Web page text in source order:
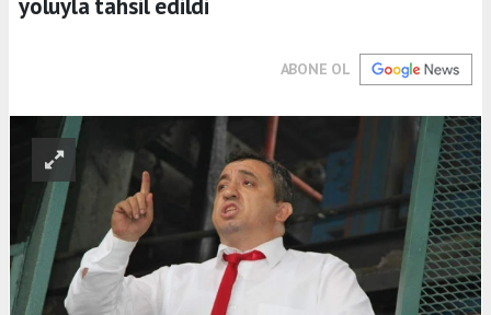
yoluyla tahsil edildi
ABONE OL